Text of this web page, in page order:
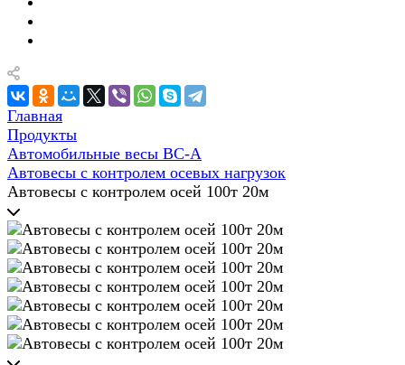
Главная
Продукты
Автомобильные весы ВС-А
Автовесы с контролем осевых нагрузок
Автовесы с контролем осей 100т 20м